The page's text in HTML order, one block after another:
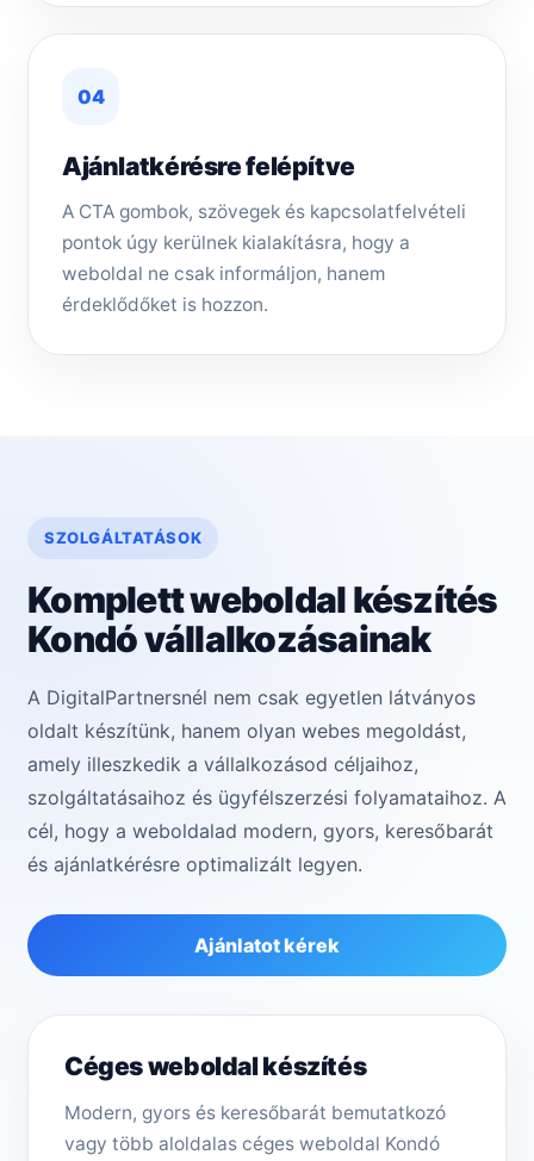
04
Ajánlatkérésre felépítve
A CTA gombok, szövegek és kapcsolatfelvételi
pontok úgy kerülnek kialakításra, hogy a
weboldal ne csak informáljon, hanem
érdeklődőket is hozzon.
SZOLGÁLTATÁSOK
Komplett weboldal készítés
Kondó vállalkozásainak
A DigitalPartnersnél nem csak egyetlen látványos
oldalt készítünk, hanem olyan webes megoldást,
amely illeszkedik a vállalkozásod céljaihoz,
szolgáltatásaihoz és ügyfélszerzési folyamataihoz. A
cél, hogy a weboldalad modern, gyors, keresőbarát
és ajánlatkérésre optimalizált legyen.
Ajánlatot kérek
Céges weboldal készítés
Modern, gyors és keresőbarát bemutatkozó
vagy több aloldalas céges weboldal Kondó